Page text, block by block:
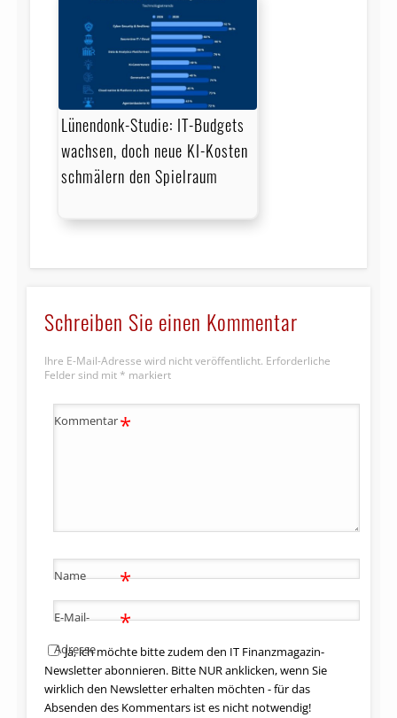
Lünendonk-Studie: IT-Budgets
wachsen, doch neue KI-Kosten
schmälern den Spielraum
Schreiben Sie einen Kommentar
Ihre E-Mail-Adresse wird nicht veröffentlicht. Erforderliche
Felder sind mit * markiert
Kommentar*
Name *
E-Mail-
Adresse
*
Ja, ich möchte bitte zudem den IT Finanzmagazin-
Newsletter abonnieren. Bitte NUR anklicken, wenn Sie
wirklich den Newsletter erhalten möchten - für das
Absenden des Kommentars ist es nicht notwendig!